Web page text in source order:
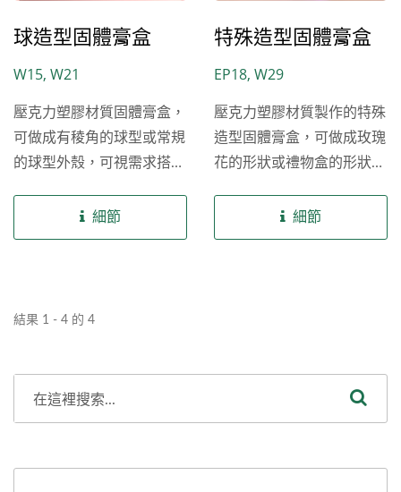
可以創造出屬於自己品牌風
格的柱型固體膏盒，滿足無
論是品牌商、自有品牌對彩
牌商、自有品牌對彩妝產品
細節的極致追求。
球造型固體膏盒
W15, W21
壓克力塑膠材質固體膏盒，
可做成有稜角的球型或常規
的球型外殼，可視需求搭配
供補妝鏡安置在外殼裡面的
凹槽處，適用唇凍、唇膜、
的壓克力外殼的球型固體膏
細節
特殊造型固體膏盒
EP18, W29
壓克力塑膠材質製作的特殊
造型固體膏盒，可做成玫瑰
花的形狀或禮物盒的形狀等
化顏色，讓造型更獨樹一
格，適用唇凍、唇膜、遮瑕
加工服務包括燙金、印刷和
細節
結果 1 - 4 的 4